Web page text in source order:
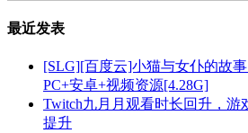
最近发表
[SLG][百度云]小猫与女仆的故事
PC+安卓+视频资源[4.28G]
Twitch九月月观看时长回升，游
提升